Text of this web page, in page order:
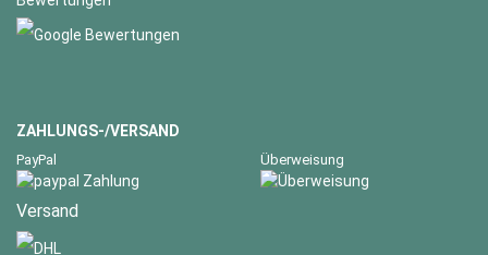
ZAHLUNGS-/VERSAND
PayPal Überweisung
Versand